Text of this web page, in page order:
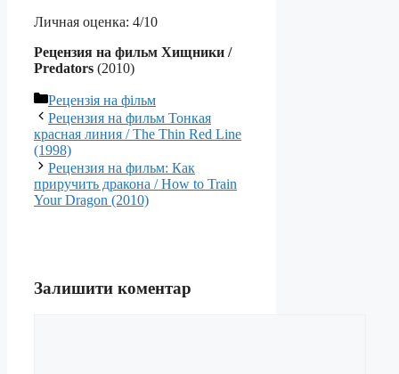
Личная оценка: 4/10
Рецензия на фильм Хищники /
Predators (2010)
Категорії
Рецензія на фільм
Рецензия на фильм Тонкая
красная линия / The Thin Red Line
(1998)
Рецензия на фильм: Как
приручить дракона / How to Train
Your Dragon (2010)
Залишити коментар